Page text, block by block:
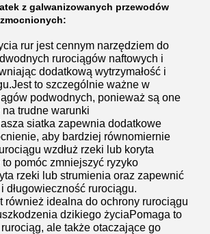
z galwanizowanych przewodów
rur jest cennym narzędziem do
rurociągów naftowych i
dodatkową wytrzymałość i
to szczególnie ważne w
podwodnych, ponieważ są one
trudne warunki
siatka zapewnia dodatkowe
aby bardziej równomiernie
wzdłuż rzeki lub koryta
pomóc zmniejszyć ryzyko
rzeki lub strumienia oraz zapewnić
długowieczność rurociągu.
również idealna do ochrony rurociągu
dzikiego życiaPomaga to
ale także otaczające go